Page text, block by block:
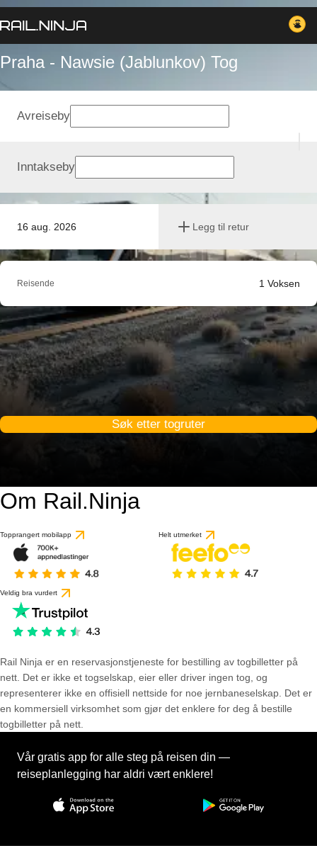
Praha - Nawsie (Jablunkov) Tog
16 aug. 2026 Legg til retur
Avreiseby
Inntakseby
Reisende 1 Voksen
Søk etter togruter
Om Rail.Ninja
Topprangert mobilapp Helt utmerket
Veldig bra vurdert
Rail Ninja er en reservasjons­tjeneste for bestilling av togbilletter på
nett. Det er ikke et togselskap, eier eller driver ingen tog, og
representerer ikke en offisiell nettside for noe jernbaneselskap. Det er
en kommersiell virksomhet som gjør det enklere for deg å bestille
togbilletter på nett.
Vår gratis app for alle steg på reisen din —
reiseplanlegging har aldri vært enklere!